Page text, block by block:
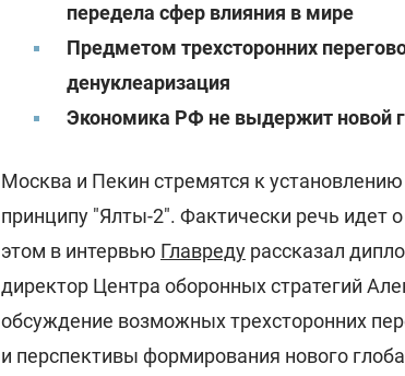
передела сфер влияния в мире
Предметом трехсторонних
денуклеаризация
Экономика РФ не выдержит новой
Москва и Пекин стремятся к установлению
принципу "Ялты-2". Фактически речь идет
этом в интервью Главреду рассказал
директор Центра оборонных стратегий
обсуждение возможных трехсторонних
и перспективы формирования нового